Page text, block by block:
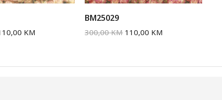
KM
BM25029
300,00KM 110,00 KM